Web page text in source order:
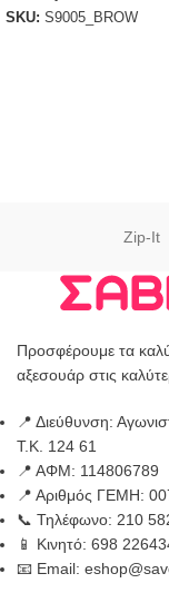
SKU: S9005_BROW
Zip-It
Προσφέρουμε τα
αξεσουάρ στις
📍 Διεύθυνση:
Τ.Κ. 124 61
📍 ΑΦΜ: 114806789
📍 Αριθμός ΓΕΜΗ:
📞 Τηλέφωνο: 210
📱 Κινητό: 698
📧 Email: